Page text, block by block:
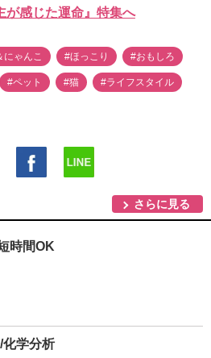
が感じた運命』特集へ
にゃんこ #ほっこり #おもしろ
#ペット #猫 #ライフスタイル
さらに見る
時間OK
化学分析